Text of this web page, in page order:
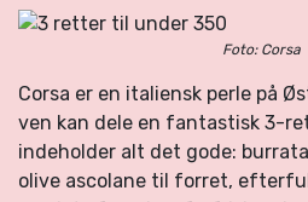
Foto: Corsa
Corsa er en italiensk perle på
ven kan dele en fantastisk 3-
indeholder alt det gode:
olive ascolane til forret,